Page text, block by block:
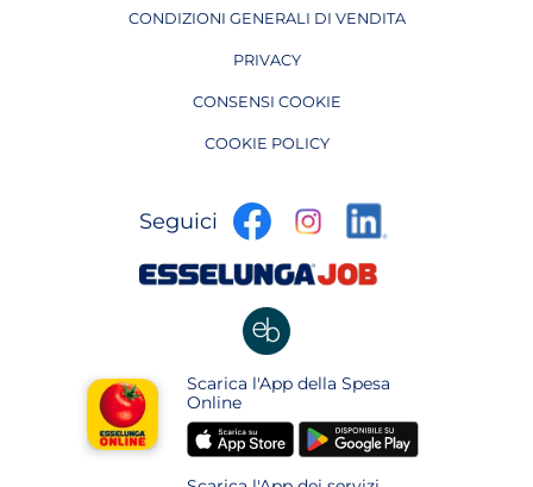
CONDIZIONI GENERALI DI VENDITA
PRIVACY
CONSENSI COOKIE
COOKIE POLICY
Seguici
apre
una
pagina
apre
una
in
pagina
in
una
nuova
pagina
Scarica l'App della Spesa
Online
apre
in
apre
in